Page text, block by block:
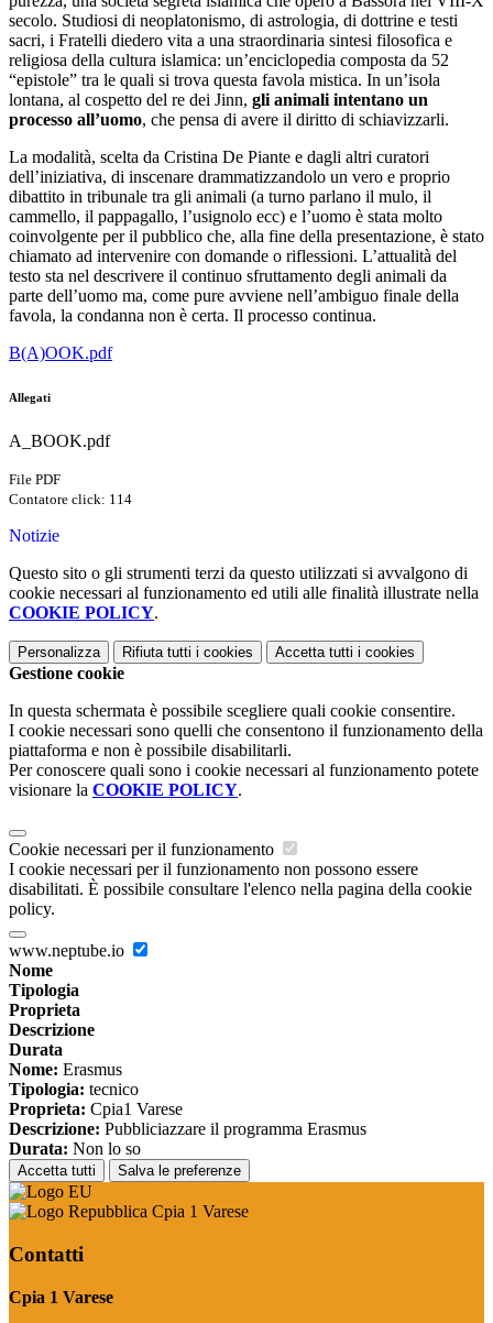
secolo. Studiosi di neoplatonismo, di astrologia, di dottrine e testi
sacri, i Fratelli diedero vita a una straordinaria sintesi filosofica e
religiosa della cultura islamica: un’enciclopedia composta da 52
“epistole” tra le quali si trova questa favola mistica. In un’isola
lontana, al cospetto del re dei Jinn, gli animali intentano un
processo all’uomo, che pensa di avere il diritto di schiavizzarli.
La modalità, scelta da Cristina De Piante e dagli altri curatori
dell’iniziativa, di inscenare drammatizzandolo un vero e proprio
dibattito in tribunale tra gli animali (a turno parlano il mulo, il
cammello, il pappagallo, l’usignolo ecc) e l’uomo è stata molto
coinvolgente per il pubblico che, alla fine della presentazione, è stato
chiamato ad intervenire con domande o riflessioni. L’attualità del
testo sta nel descrivere il continuo sfruttamento degli animali da
parte dell’uomo ma, come pure avviene nell’ambiguo finale della
favola, la condanna non è certa. Il processo continua.
B(A)OOK.pdf
Allegati
A_BOOK.pdf
File PDF
Contatore click: 114
Notizie
Questo sito o gli strumenti terzi da questo utilizzati si avvalgono di
cookie necessari al funzionamento ed utili alle finalità illustrate nella
COOKIE POLICY.
Personalizza Rifiuta tutti i cookies Accetta tutti i cookies
Gestione cookie
In questa schermata è possibile scegliere quali cookie consentire.
I cookie necessari sono quelli che consentono il funzionamento della
piattaforma e non è possibile disabilitarli.
Per conoscere quali sono i cookie necessari al funzionamento potete
visionare la COOKIE POLICY.
Cookie necessari per il funzionamento
I cookie necessari per il funzionamento non possono essere
disabilitati. È possibile consultare l'elenco nella pagina della cookie
policy.
www.neptube.io
Nome
Tipologia
Proprieta
Descrizione
Durata
Nome: Erasmus
Tipologia: tecnico
Proprieta: Cpia1 Varese
Descrizione: Pubbliciazzare il programma Erasmus
Durata: Non lo so
Accetta tutti Salva le preferenze
Cpia 1 Varese
Contatti
Cpia 1 Varese